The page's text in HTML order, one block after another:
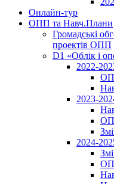
Онлайн-тур
ОПП та Навч.Плани
Громадські
проектів ОПП
D1 «Облік і
2022-
2023-
2024-